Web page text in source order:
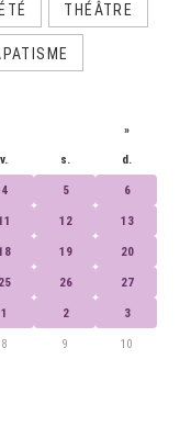
THÉÂTRE
»
v. s. d.
4 5 6
12 13
19 20
25 26 27
1 2 3
8 9 10